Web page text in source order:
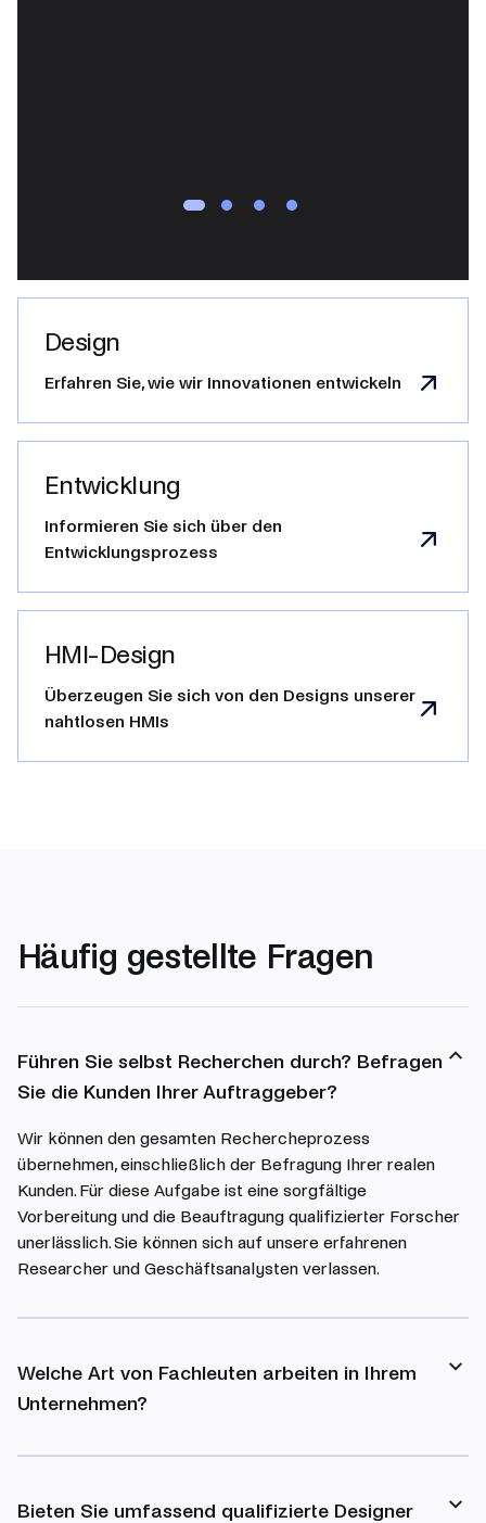
Design
Erfahren Sie, wie wir Innovationen entwickeln
Entwicklung
Informieren Sie sich über den
Entwicklungsprozess
HMI-Design
Überzeugen Sie sich von den Designs unserer
nahtlosen HMIs
Häufig gestellte Fragen
Führen Sie selbst Recherchen durch? Befragen
Sie die Kunden Ihrer Auftraggeber?
Wir können den gesamten Rechercheprozess
übernehmen, einschließlich der Befragung Ihrer realen
Kunden. Für diese Aufgabe ist eine sorgfältige
Vorbereitung und die Beauftragung qualifizierter Forscher
unerlässlich. Sie können sich auf unsere erfahrenen
Researcher und Geschäftsanalysten verlassen.
Welche Art von Fachleuten arbeiten in Ihrem
Unternehmen?
Produktdesignprozess arbeiten können. Produktdesigner
Bieten Sie umfassend qualifizierte Designer